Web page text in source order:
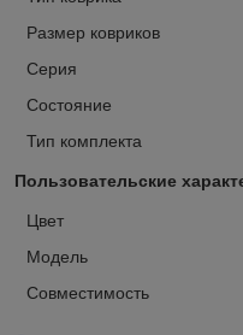
Размер ковриков
Серия
Состояние
Тип комплекта
Пользовательские
Цвет
Модель
Совместимость